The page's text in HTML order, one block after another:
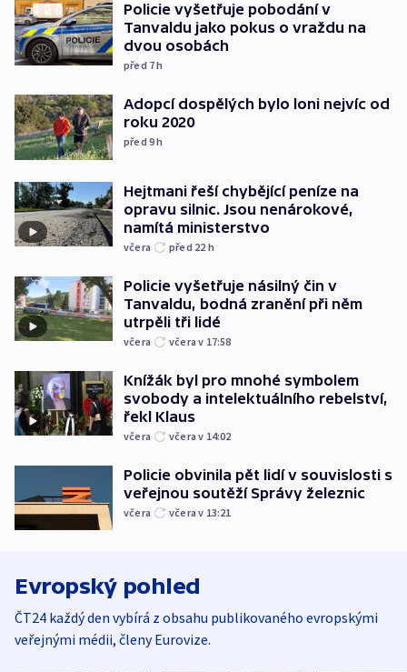
Policie vyšetřuje pobodání v
Tanvaldu jako pokus o vraždu na
dvou osobách
před 7h
Adopcí dospělých bylo loni nejvíc od
roku 2020
před 9h
Hejtmani řeší chybějící peníze na
opravu silnic. Jsou nenárokové,
namítá ministerstvo
včera před 22 h
Policie vyšetřuje násilný čin v
Tanvaldu, bodná zranění při něm
utrpěli tři lidé
včera včera v 17:58
Knížák byl pro mnohé symbolem
svobody a intelektuálního rebelství,
řekl Klaus
včera včera v 14:02
Policie obvinila pět lidí v souvislosti s
veřejnou soutěží Správy železnic
včera včera v 13:21
Evropský pohled
ČT24 každý den vybírá z obsahu publikovaného evropskými
veřejnými médii, členy Eurovize.